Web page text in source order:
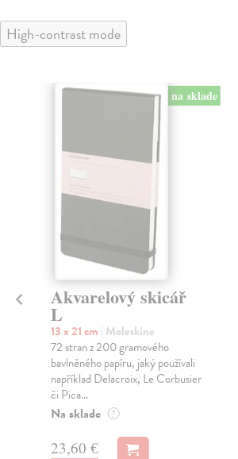
High-contrast mode
na sklade
Akvarelový skicář
L
13 x 21 cm | Moleskine
72 stran z 200 gramového
bavlněného papíru, jaký používali
například Delacroix, Le Corbusier
či Pica...
Na sklade ?
23,60 €